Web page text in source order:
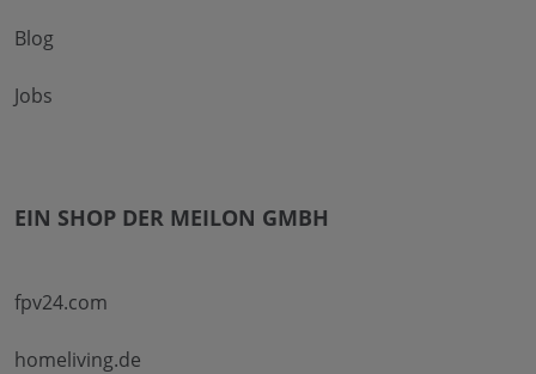
Blog
Jobs
EIN SHOP DER MEILON GMBH
fpv24.com
homeliving.de